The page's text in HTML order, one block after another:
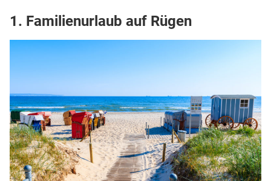
1. Familienurlaub auf Rügen